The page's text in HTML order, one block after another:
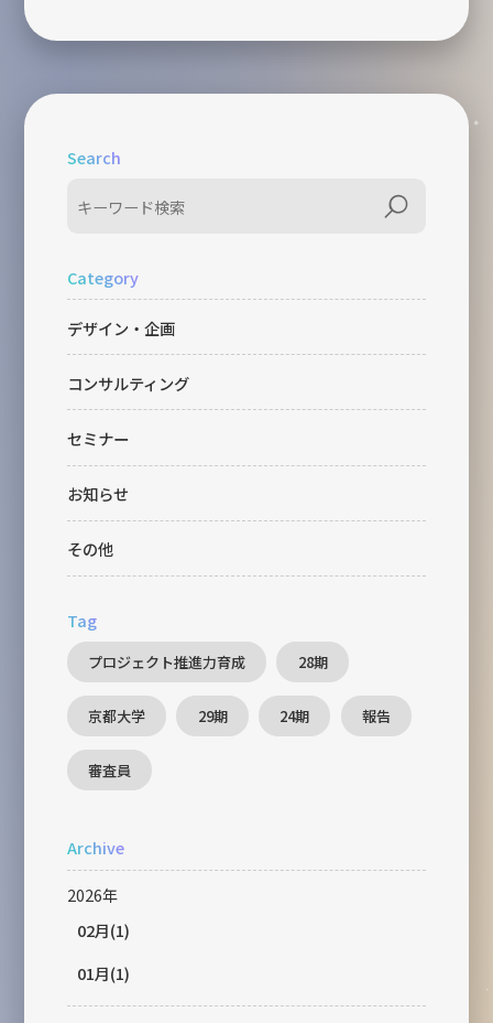
Search
Category
デザイン・企画
コンサルティング
セミナー
お知らせ
その他
Tag
プロジェクト推進力育成 28期
京都大学 29期 24期 報告
審査員
Archive
2026年
02月(1)
01月(1)